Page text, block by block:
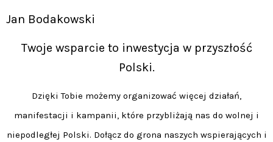
Jan Bodakowski
Twoje wsparcie to inwestycja w przyszłość
Polski.
Dzięki Tobie możemy organizować więcej działań,
manifestacji i kampanii, które przybliżają nas do wolnej i
niepodległej Polski. Dołącz do grona naszych wspierających i